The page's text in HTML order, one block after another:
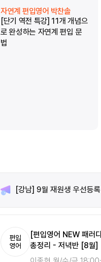
자연계 편입영어 박찬솔
[단기 역전 특강] 11개 개념으
로 완성하는 자연계 편입 문
법
[강남] 9월 재원생 우선등
편입
영어
[편입영어 NEW 패러
시작반 [8월]
편입
영어
[편입영어 NEW 패러
총정리 - 저녁반 [8월]